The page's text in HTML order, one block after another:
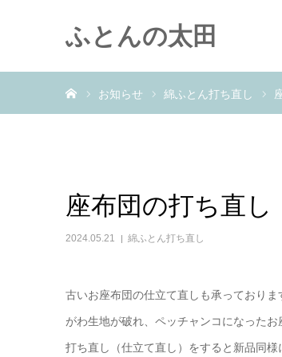
ふとんの太田
お知らせ 綿ふとん打ち直し
座布団の打ち直し
2024.05.21 綿ふとん打ち直し
古いお座布団の仕立て直しも承っておりま
がわ生地が破れ、ペッチャンコになったお
打ち直し（仕立て直し）をすると新品同様